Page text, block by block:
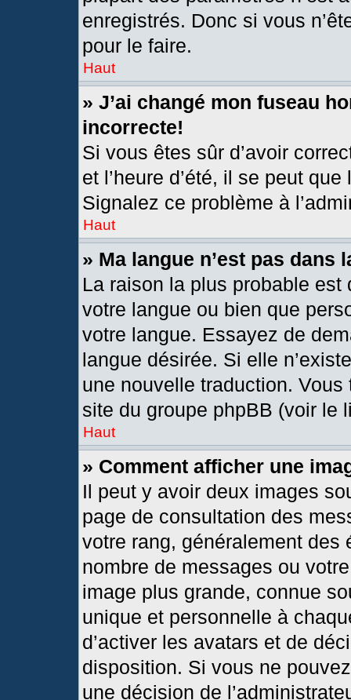
enregistrés. Donc si vous
pour le faire.
Haut
» J’ai changé mon fuseau
incorrecte!
Si vous êtes sûr d’avoir
et l’heure d’été, il se peut
Signalez ce problème à
Haut
» Ma langue n’est pas dans
La raison la plus probable est
votre langue ou bien que
votre langue. Essayez de
langue désirée. Si elle
une nouvelle traduction.
site du groupe phpBB (voir le
Haut
» Comment afficher une
Il peut y avoir deux images
page de consultation des
votre rang, généralement
nombre de messages ou
image plus grande, connue
unique et personnelle à
d’activer les avatars et de
disposition. Si vous ne
une décision de